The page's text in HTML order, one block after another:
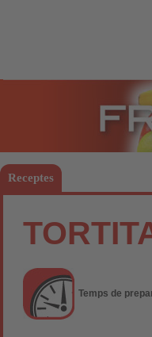
Receptes
Temps de